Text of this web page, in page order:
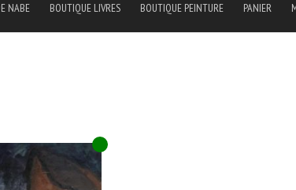
NABE BOUTIQUE LIVRES BOUTIQUE PEINTURE PANIER